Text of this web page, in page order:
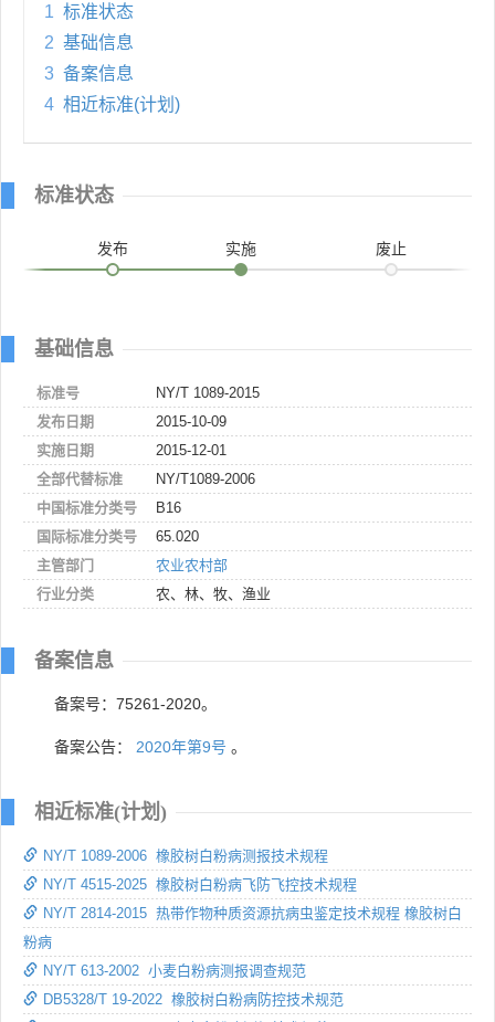
1 标准状态
2 基础信息
3 备案信息
4 相近标准(计划)
标准状态
发布 实施 废止
基础信息
标准号
NY/T 1089-2015
发布日期
2015-10-09
实施日期
2015-12-01
全部代替标准
NY/T1089-2006
中国标准分类号
B16
国际标准分类号
65.020
主管部门
农业农村部
行业分类
农、林、牧、渔业
备案信息
备案号：75261-2020。
备案公告： 2020年第9号 。
相近标准(计划)
NY/T 1089-2006 橡胶树白粉病测报技术规程
NY/T 4515-2025 橡胶树白粉病飞防飞控技术规程
NY/T 2814-2015 热带作物种质资源抗病虫鉴定技术规程 橡胶树白
粉病
NY/T 613-2002 小麦白粉病测报调查规范
DB5328/T 19-2022 橡胶树白粉病防控技术规范